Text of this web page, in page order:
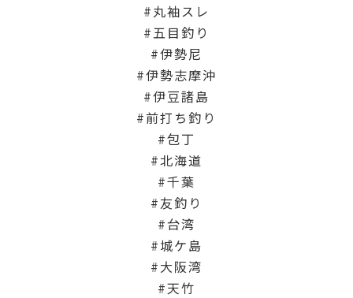
丸袖スレ
五目釣り
伊勢尼
伊勢志摩沖
伊豆諸島
前打ち釣り
包丁
北海道
千葉
友釣り
台湾
城ケ島
大阪湾
天竹